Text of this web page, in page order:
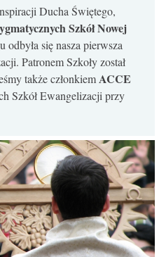
Ducha Świętego,
Szkół Nowej
odbyła się nasza pierwsza
Patronem Szkoły został
także członkiemACCE
Szkół Ewangelizacji przy